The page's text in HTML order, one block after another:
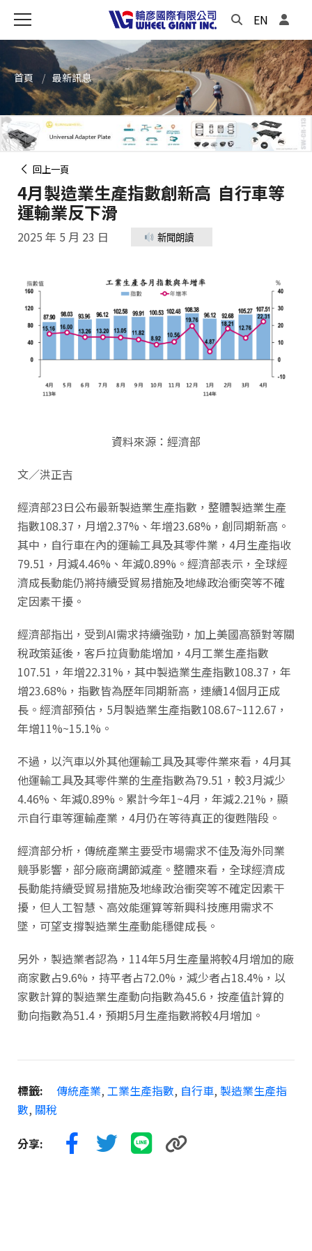
EN
首頁 最新訊息
回上一頁
4月製造業生產指數創新高 自行車等
運輸業反下滑
2025 年 5 月 23 日 新聞朗讀
資料來源：經濟部
文／洪正吉
經濟部23日公布最新製造業生產指數，整體製造業生產
指數108.37，月增2.37%、年增23.68%，創同期新高。
其中，自行車在內的運輸工具及其零件業，4月生產指收
79.51，月減4.46%、年減0.89%。經濟部表示，全球經
濟成長動能仍將持續受貿易措施及地緣政治衝突等不確
定因素干擾。
經濟部指出，受到AI需求持續強勁，加上美國高額對等關
稅政策延後，客戶拉貨動能增加，4月工業生產指數
107.51，年增22.31%，其中製造業生產指數108.37，年
增23.68%，指數皆為歷年同期新高，連續14個月正成
長。經濟部預估，5月製造業生產指數108.67~112.67，
年增11%~15.1%。
不過，以汽車以外其他運輸工具及其零件業來看，4月其
他運輸工具及其零件業的生產指數為79.51，較3月減少
4.46%、年減0.89%。累計今年1~4月，年減2.21%，顯
示自行車等運輸產業，4月仍在等待真正的復甦階段。
經濟部分析，傳統產業主要受市場需求不佳及海外同業
競爭影響，部分廠商調節減產。整體來看，全球經濟成
長動能持續受貿易措施及地緣政治衝突等不確定因素干
擾，但人工智慧、高效能運算等新興科技應用需求不
墜，可望支撐製造業生產動能穩健成長。
另外，製造業者認為，114年5月生產量將較4月增加的廠
商家數占9.6%，持平者占72.0%，減少者占18.4%，以
家數計算的製造業生產動向指數為45.6，按產值計算的
動向指數為51.4，預期5月生產指數將較4月增加。
標籤: 傳統產業, 工業生產指數, 自行車, 製造業生產指
數, 關稅
分享: